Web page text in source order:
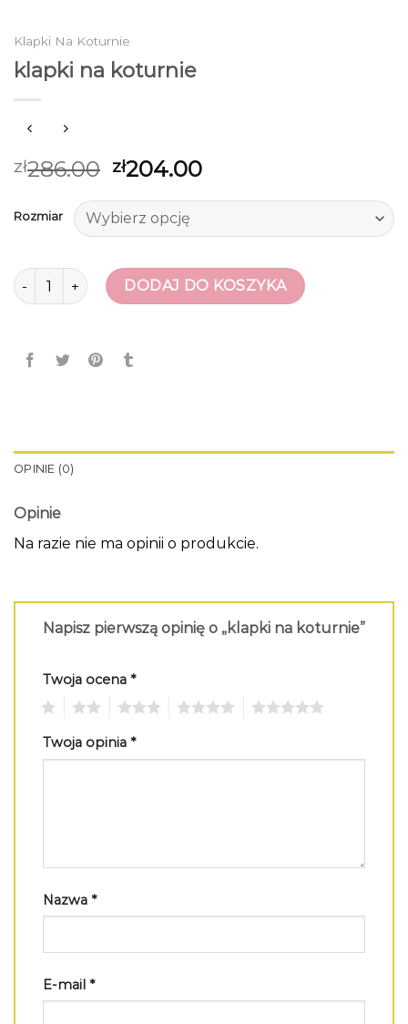
Klapki Na Koturnie
klapki na koturnie
zł286.00 zł204.00
Rozmiar
ilość klapki na koturnieDODAJ DO KOSZYKA
OPINIE (0)
Opinie
Na razie nie ma opinii o produkcie.
Napisz pierwszą opinię o „klapki na koturnie”
Twoja ocena *
Twoja opinia *
Nazwa *
E-mail *